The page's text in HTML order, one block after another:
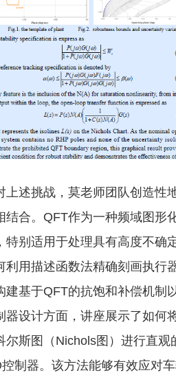
上述挑战，莫老师团队创造性
结合。QFT作为一种频域图形
特别适用于处理具有高度不确
利用描述函数法精确刻画执行
建基于QFT的抗饱和补偿机制
器设计方面，讲座展示了如何
尔斯图（Nichols图）进行直
控制器。该方法能够有效应对